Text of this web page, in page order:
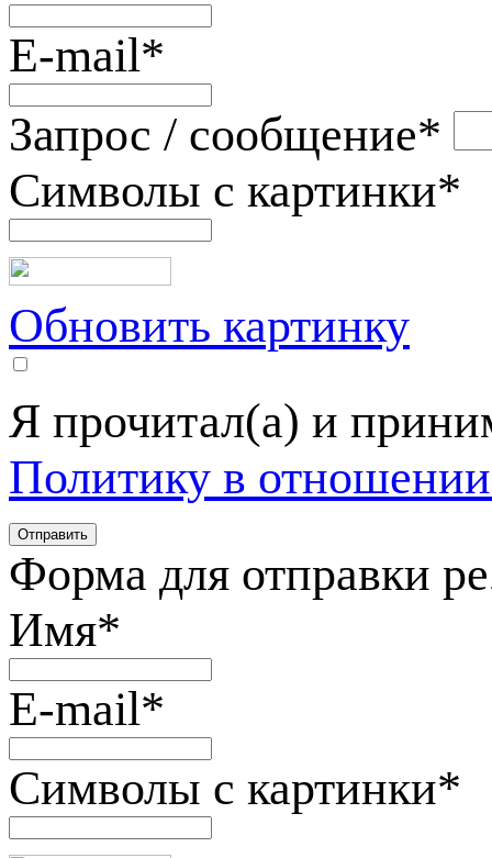
E-mail*
Запрос / сообщение*
Символы с картинки*
Обновить картинку
Я прочитал(а) и
Политику в
Форма для отправки
Имя*
E-mail*
Символы с картинки*